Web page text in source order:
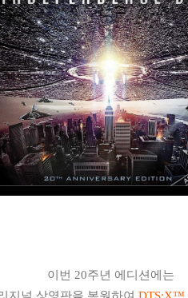
이번 20주년 에디션에는
지널 상영판을 복원하여 DTS:X™